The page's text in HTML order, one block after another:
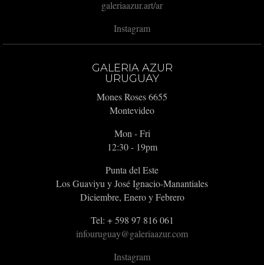
galeriaazur.art/ar
Instagram
GALERIA AZUR
URUGUAY
Mones Roses 6655
Montevideo
Mon - Fri
12:30 - 19pm
Punta del Este
Los Guaviyu y José Ignacio-Manantiales
Diciembre, Enero y Febrero
Tel: + 598 97 816 061
infouruguay@galeriaazur.com
Instagram